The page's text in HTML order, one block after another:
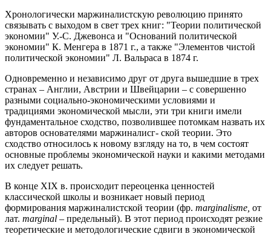
Хронологически маржиналистскую революцию принято
связывать с выходом в свет трех книг: "Теории политической
экономии" У.-С. Джевонса и "Оснований политической
экономии" К. Менгера в 1871 г., а также "Элементов чистой
политической экономии" Л. Вальраса в 1874 г.
Одновременно и независимо друг от друга вышедшие в трех
странах – Англии, Австрии и Швейцарии – с совершенно
разными социально-экономическими условиями и
традициями экономической мысли, эти три книги имели
фундаментальное сходство, позволившее потомкам назвать их
авторов основателями маржиналисг- ской теории. Это
сходство относилось к новому взгляду на то, в чем состоят
основные проблемы экономической науки и какими методами
их следует решать.
В конце XIX в. происходит переоценка ценностей
классической школы и возникает новый период
формирования маржиналистской теории (фр. marginalisme, от
лат. marginal – предельный). В этот период происходят резкие
теоретические и методологические сдвиги в экономической